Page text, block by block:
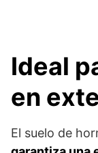
Ideal
en
El suelo de